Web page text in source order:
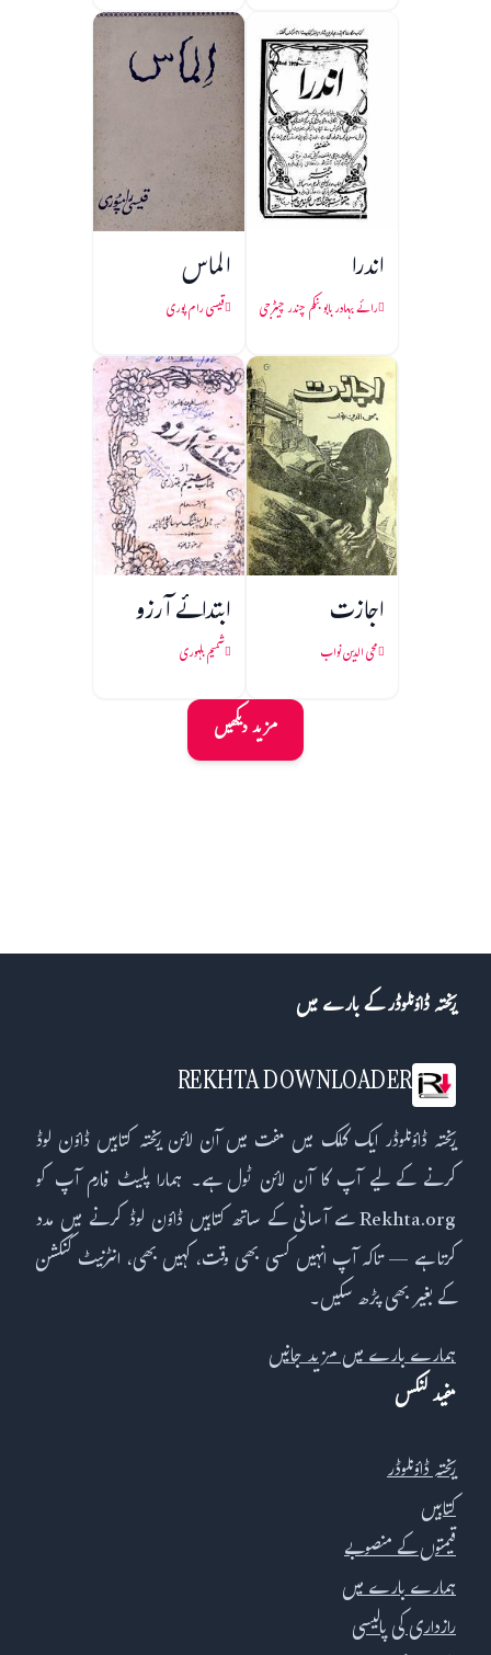
اندرا
رائے بہادر بابو بنکم چندر چیٹرجی
الماس
قیسی رام پوری
اجازت
محی الدین نواب
ابتدائے آرزو
شمیم بلہوری
مزید دیکھیں
ریختہ ڈاؤنلوڈر کے بارے میں
REKHTA DOWNLOADER
ریختہ ڈاؤنلوڈر ایک کلک میں مفت میں آن لائن ریختہ کتابیں ڈاؤن لوڈ
کرنے کے لیے آپ کا آن لائن ٹول ہے۔ ہمارا پلیٹ فارم آپ کو
Rekhta.org سے آسانی کے ساتھ کتابیں ڈاؤن لوڈ کرنے میں مدد
کرتا ہے — تاکہ آپ انہیں کسی بھی وقت، کہیں بھی، انٹرنیٹ کنکشن
کے بغیر بھی پڑھ سکیں۔
ہمارے بارے میں مزید جانیں
مفید لنکس
ریختہ ڈاؤنلوڈر
کتابیں
قیمتوں کے منصوبے
ہمارے بارے میں
رازداری کی پالیسی